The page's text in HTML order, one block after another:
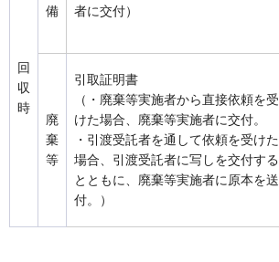
回
収
時
備
者に交付）
廃
棄
等
引取証明書
（・廃棄等実施者から直接依頼を受
けた場合、廃棄等実施者に交付。
・引渡受託者を通して依頼を受けた
場合、引渡受託者に写しを交付する
とともに、廃棄等実施者に原本を送
付。）